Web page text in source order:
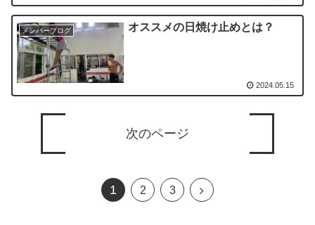
メンバーブログ オススメの日焼け止めとは？
2024.05.15
次のページ
1 2 3